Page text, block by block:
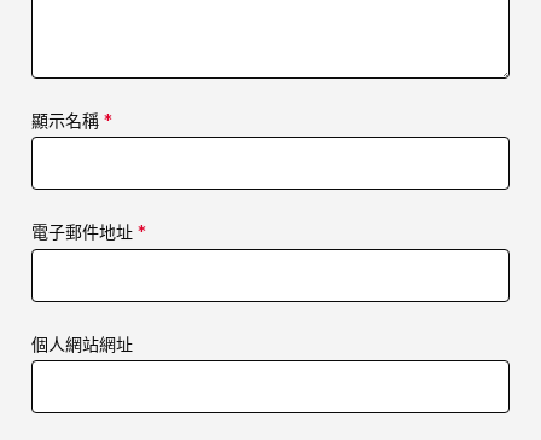
顯示名稱 *
電子郵件地址 *
個人網站網址